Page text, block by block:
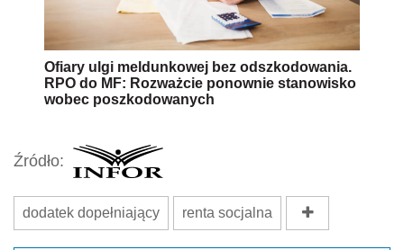
Ofiary ulgi meldunkowej bez odszkodowania.
RPO do MF: Rozważcie ponownie stanowisko
wobec poszkodowanych
Źródło:
dodatek dopełniający renta socjalna